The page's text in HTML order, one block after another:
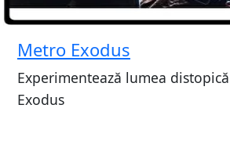
Metro Exodus
Experimentează lumea
Exodus